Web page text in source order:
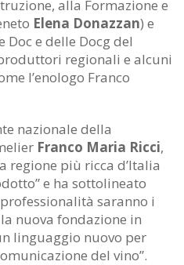
alla Formazione e
Elena Donazzan) e
e delle Docg del
regionali e alcuni
l’enologo Franco
nazionale della
Franco Maria Ricci,
regione più ricca d’Italia
e ha sottolineato
saranno i
nuova fondazione in
linguaggio nuovo per
del vino”.